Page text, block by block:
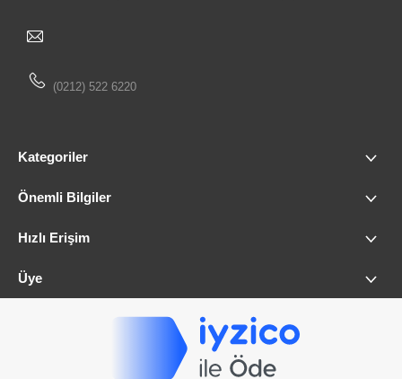
(0212) 522 6220
Kategoriler
Önemli Bilgiler
Hızlı Erişim
Üye